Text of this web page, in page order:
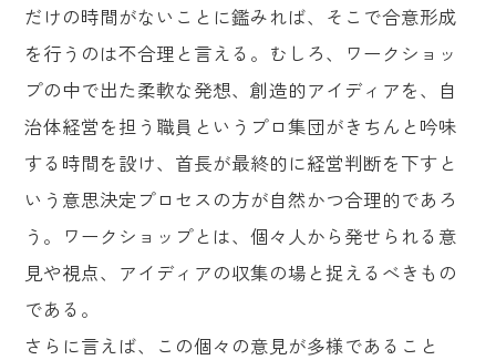
だけの時間がないことに鑑みれば、そこで合意形成
を行うのは不合理と言える。むしろ、ワークショッ
プの中で出た柔軟な発想、創造的アイディアを、自
治体経営を担う職員というプロ集団がきちんと吟味
する時間を設け、首長が最終的に経営判断を下すと
いう意思決定プロセスの方が自然かつ合理的であろ
う。ワークショップとは、個々人から発せられる意
見や視点、アイディアの収集の場と捉えるべきもの
である。
さらに言えば、この個々の意見が多様であること